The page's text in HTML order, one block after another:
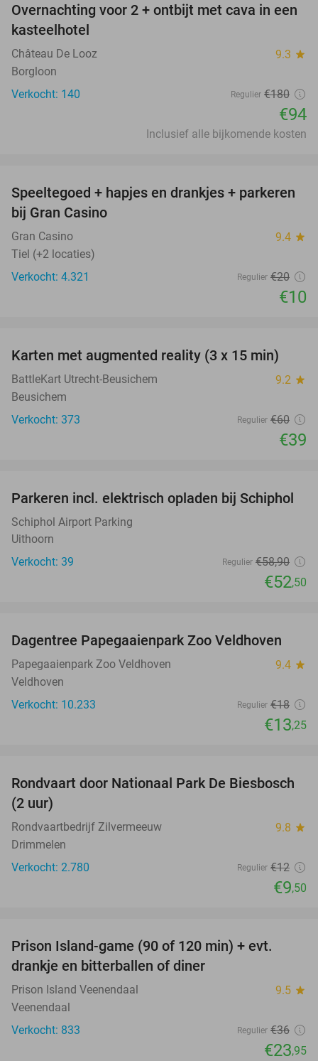
48%
Overnachting voor 2 + ontbijt met cava in een
kasteelhotel
Château De Looz 9.3 star
Borgloon
Verkocht: 140
Regulier €180
€94
Inclusief alle bijkomende kosten
50%
Speeltegoed + hapjes en drankjes + parkeren
bij Gran Casino
Gran Casino 9.4 star
Tiel (+2 locaties)
Verkocht: 4.321
Regulier €20
€10
35%
Karten met augmented reality (3 x 15 min)
BattleKart Utrecht-Beusichem 9.2 star
Beusichem
Verkocht: 373
Regulier €60
€39
11%
Parkeren incl. elektrisch opladen bij Schiphol
Schiphol Airport Parking
Uithoorn
Verkocht: 39
Regulier €58,90
€52,50
26%
Dagentree Papegaaienpark Zoo Veldhoven
Papegaaienpark Zoo Veldhoven 9.4 star
Veldhoven
Verkocht: 10.233
Regulier €18
€13,25
21%
Rondvaart door Nationaal Park De Biesbosch
(2 uur)
Rondvaartbedrijf Zilvermeeuw 9.8 star
Drimmelen
Verkocht: 2.780
Regulier €12
€9,50
Prison Island-game (90 of 120 min) + evt.
drankje en bitterballen of diner
Prison Island Veenendaal 9.5 star
Veenendaal
Verkocht: 833
Regulier €36
€23,95